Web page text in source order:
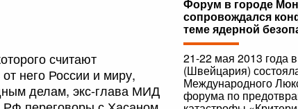
считают
него России и миру,
делам, экс-глава МИД
Форум в городе
сопровождался
теме ядерной
21-22 мая 2013 года
(Швейцария)
Международного
форума по